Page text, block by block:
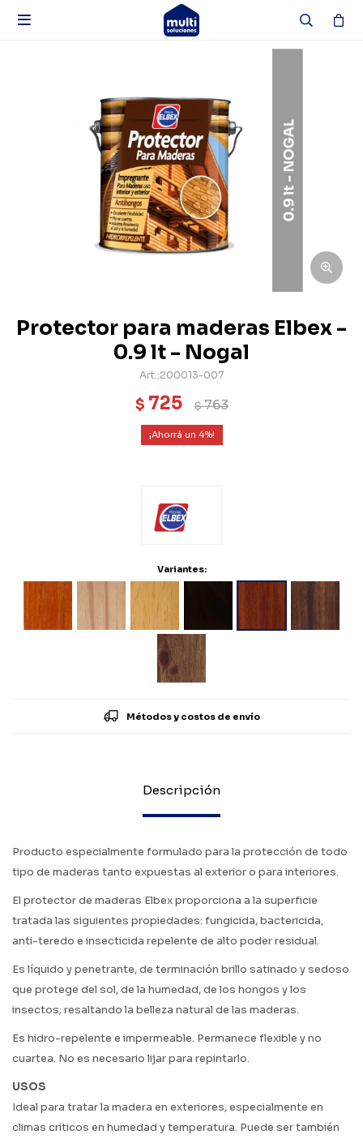

Protector para maderas Elbex -
0.9 lt - Nogal
200013-007
$ 725 $763
4
Variantes:
Métodos y costos de envío
Descripción
Producto especialmente formulado para la protección de todo
tipo de maderas tanto expuestas al exterior o para interiores.
El protector de maderas Elbex proporciona a la superficie
tratada las siguientes propiedades: fungicida, bactericida,
anti-teredo e insecticida repelente de alto poder residual.
Es líquido y penetrante, de terminación brillo satinado y sedoso
que protege del sol, de la humedad, de los hongos y los
insectos; resaltando la belleza natural de las maderas.
Es hidro-repelente e impermeable. Permanece flexible y no
cuartea. No es necesario lijar para repintarlo.
USOS
Ideal para tratar la madera en exteriores, especialmente en
climas criticos en humedad y temperatura. Puede ser también